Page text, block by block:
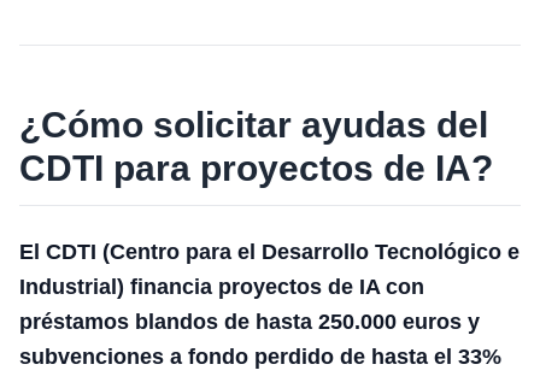
¿Cómo solicitar ayudas del
CDTI para proyectos de IA?
El CDTI (Centro para el Desarrollo Tecnológico e
Industrial) financia proyectos de IA con
préstamos blandos de hasta 250.000 euros y
subvenciones a fondo perdido de hasta el 33%